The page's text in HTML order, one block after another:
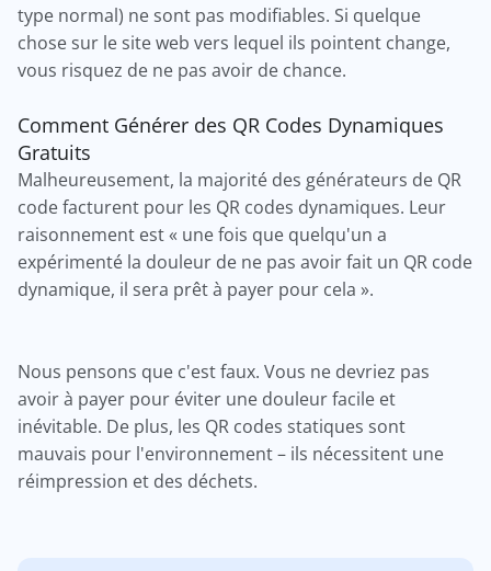
type normal) ne sont pas modifiables. Si quelque
chose sur le site web vers lequel ils pointent change,
vous risquez de ne pas avoir de chance.
Comment Générer des QR Codes Dynamiques
Gratuits
Malheureusement, la majorité des générateurs de QR
code facturent pour les QR codes dynamiques. Leur
raisonnement est « une fois que quelqu'un a
expérimenté la douleur de ne pas avoir fait un QR code
dynamique, il sera prêt à payer pour cela ».
Nous pensons que c'est faux. Vous ne devriez pas
avoir à payer pour éviter une douleur facile et
inévitable. De plus, les QR codes statiques sont
mauvais pour l'environnement – ils nécessitent une
réimpression et des déchets.